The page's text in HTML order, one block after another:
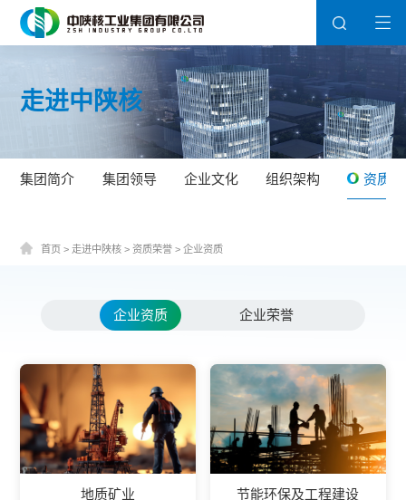
走进中陕核
集团简介 集团领导 企业文化 组织架构 资质
首页> 走进中陕核> 资质荣誉> 企业资质
企业资质 企业荣誉
地质矿业 节能环保及工程建设